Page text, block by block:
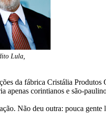
Lula,
da fábrica Cristália
apenas corintianos e são-
Não deu outra: pouca